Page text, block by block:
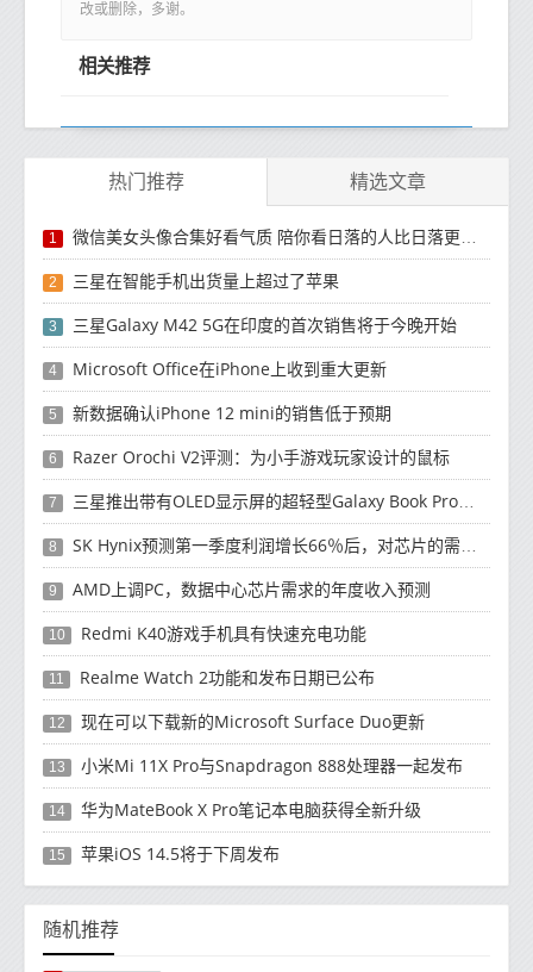
改或删除，多谢。
相关推荐
热门推荐 精选文章
1 微信美女头像合集好看气质 陪你看日落的人比日落更浪漫
2 三星在智能手机出货量上超过了苹果
3 三星Galaxy M42 5G在印度的首次销售将于今晚开始
4 Microsoft Office在iPhone上收到重大更新
5 新数据确认iPhone 12 mini的销售低于预期
6 Razer Orochi V2评测：为小手游戏玩家设计的鼠标
7 三星推出带有OLED显示屏的超轻型Galaxy Book Pro和Galaxy Book Pro 360笔记本电脑
8 SK Hynix预测第一季度利润增长66％后，对芯片的需求将增强
9 AMD上调PC，数据中心芯片需求的年度收入预测
10 Redmi K40游戏手机具有快速充电功能
11 Realme Watch 2功能和发布日期已公布
12 现在可以下载新的Microsoft Surface Duo更新
13 小米Mi 11X Pro与Snapdragon 888处理器一起发布
14 华为MateBook X Pro笔记本电脑获得全新升级
15 苹果iOS 14.5将于下周发布
随机推荐